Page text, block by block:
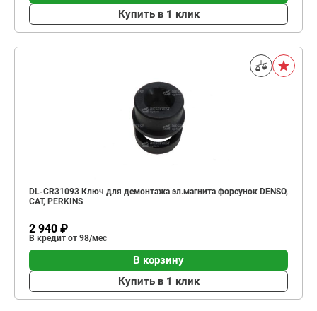
Купить в 1 клик
DL-CR31093 Ключ для демонтажа эл.магнита форсунок DENSO,
CAT, PERKINS
2 940 ₽
В кредит от 98/мес
В корзину
Купить в 1 клик